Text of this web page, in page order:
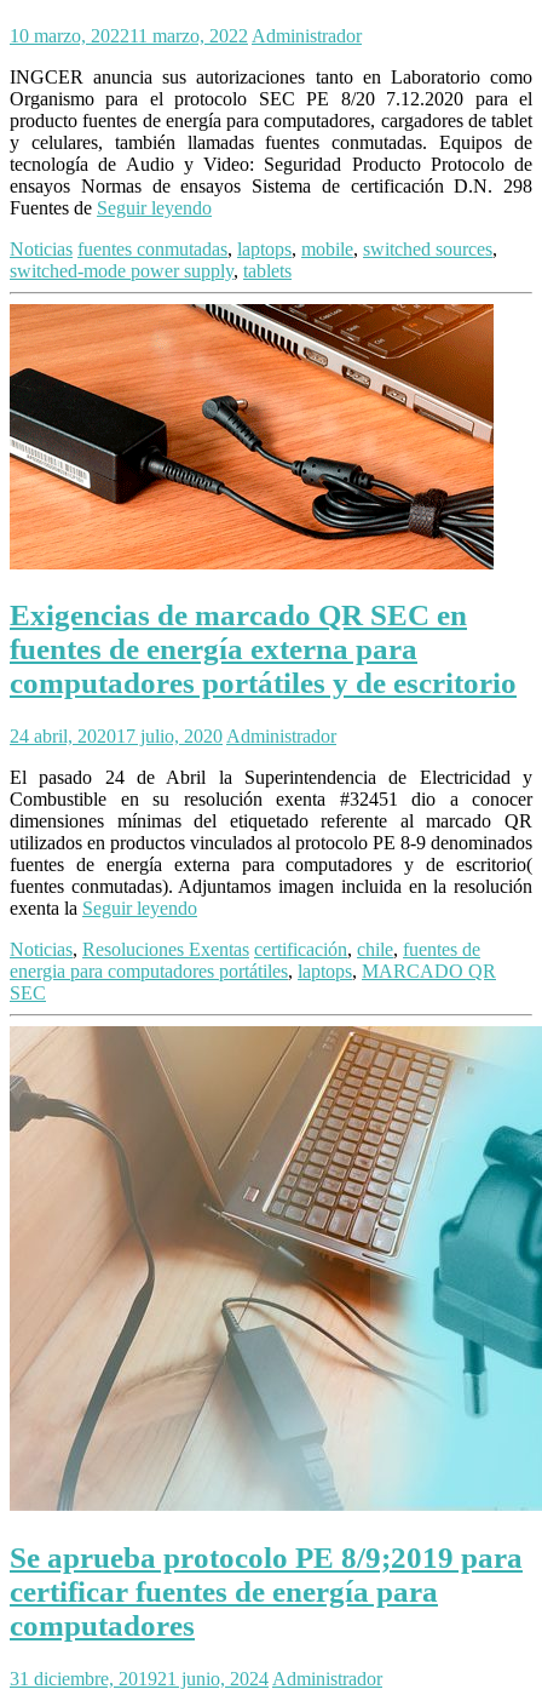
10 marzo, 202211 marzo, 2022 Administrador
INGCER anuncia sus autorizaciones tanto en Laboratorio como
Organismo para el protocolo SEC PE 8/20 7.12.2020 para el
producto fuentes de energía para computadores, cargadores de tablet
y celulares, también llamadas fuentes conmutadas. Equipos de
tecnología de Audio y Video: Seguridad Producto Protocolo de
ensayos Normas de ensayos Sistema de certificación D.N. 298
Fuentes de Seguir leyendo
Noticias fuentes conmutadas, laptops, mobile, switched sources,
switched-mode power supply, tablets
Exigencias de marcado QR SEC en
fuentes de energía externa para
computadores portátiles y de escritorio
24 abril, 202017 julio, 2020 Administrador
El pasado 24 de Abril la Superintendencia de Electricidad y
Combustible en su resolución exenta #32451 dio a conocer
dimensiones mínimas del etiquetado referente al marcado QR
utilizados en productos vinculados al protocolo PE 8-9 denominados
fuentes de energía externa para computadores y de escritorio(
fuentes conmutadas). Adjuntamos imagen incluida en la resolución
exenta la Seguir leyendo
Noticias, Resoluciones Exentas certificación, chile, fuentes de
energia para computadores portátiles, laptops, MARCADO QR
SEC
Se aprueba protocolo PE 8/9;2019 para
certificar fuentes de energía para
computadores
31 diciembre, 201921 junio, 2024 Administrador